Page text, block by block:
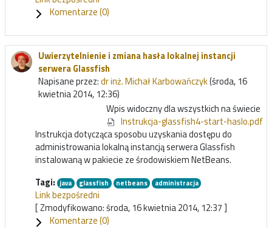
Komentarze (0)
Uwierzytelnienie i zmiana hasła lokalnej instancji
serwera Glassfish
Napisane przez:dr inż. Michał Karbowańczyk(środa, 16
kwietnia 2014, 12:36)
Wpis widoczny dla wszystkich na świecie
Instrukcja-glassfish4-start-haslo.pdf
Instrukcja dotycząca sposobu uzyskania dostępu do
administrowania lokalną instancją serwera Glassfish
instalowaną w pakiecie ze środowiskiem NetBeans.
Tagi: java glassfish netbeans administracja
Link bezpośredni
[ Zmodyfikowano: środa, 16 kwietnia 2014, 12:37 ]
Komentarze (0)